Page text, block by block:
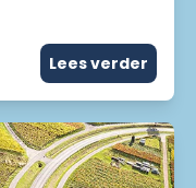
Lees verder